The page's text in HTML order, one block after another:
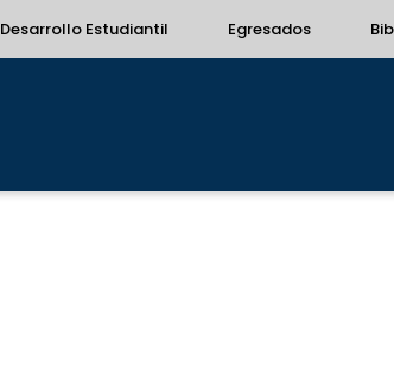
Desarrollo Estudiantil Egresados